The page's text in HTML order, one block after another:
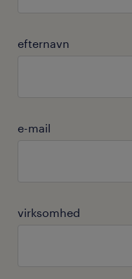
efternavn
e-mail
virksomhed